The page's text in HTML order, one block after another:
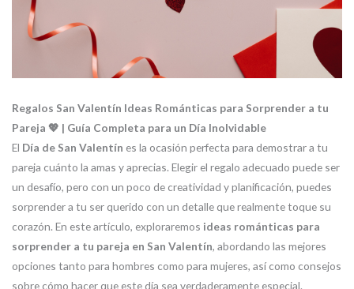
Regalos San Valentín Ideas Románticas para Sorprender a tu
Pareja 💖 | Guía Completa para un Día Inolvidable
El Día de San Valentín es la ocasión perfecta para demostrar a tu
pareja cuánto la amas y aprecias. Elegir el regalo adecuado puede ser
un desafío, pero con un poco de creatividad y planificación, puedes
sorprender a tu ser querido con un detalle que realmente toque su
corazón. En este artículo, exploraremos ideas románticas para
sorprender a tu pareja en San Valentín, abordando las mejores
opciones tanto para hombres como para mujeres, así como consejos
sobre cómo hacer que este día sea verdaderamente especial.